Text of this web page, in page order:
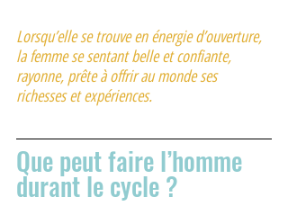
Lorsqu’elle se trouve en énergie d’ouverture,
la femme se sentant belle et confiante,
rayonne, prête à offrir au monde ses
richesses et expériences.
Que peut faire l’homme
durant le cycle ?